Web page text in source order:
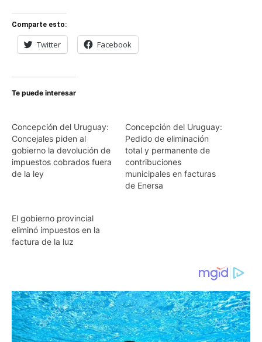
Comparte esto:
Twitter Facebook
Te puede interesar
Concepción del Uruguay:
Concejales piden al
gobierno la devolución de
impuestos cobrados fuera
de la ley
Concepción del Uruguay:
Pedido de eliminación
total y permanente de
contribuciones
municipales en facturas
de Enersa
El gobierno provincial
eliminó impuestos en la
factura de la luz